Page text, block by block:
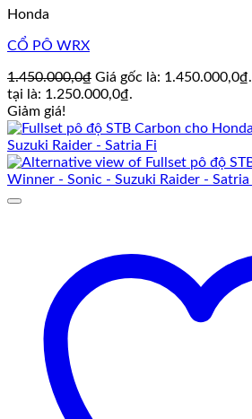
Honda
CỔ PÔ WRX
1.450.000,0₫ Giá gốc là: 1.450.000,0₫.
tại là: 1.250.000,0₫.
Giảm giá!